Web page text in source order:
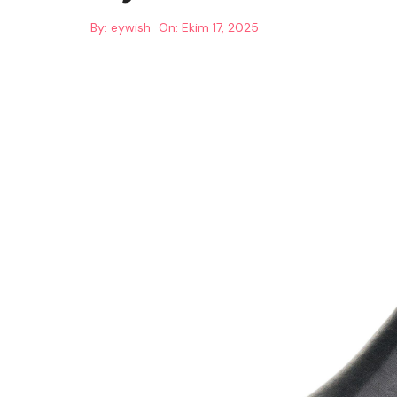
By: eywish On: Ekim 17, 2025